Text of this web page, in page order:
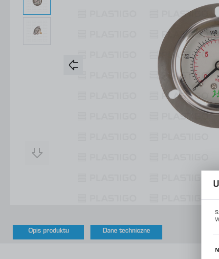
Konstrukcje Specjalne
Obsługa Form
Konstrukcje Specjalne
Opis produktu Dane techniczne